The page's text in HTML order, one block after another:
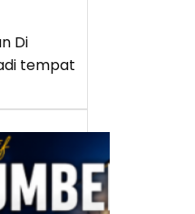
Di
tempat